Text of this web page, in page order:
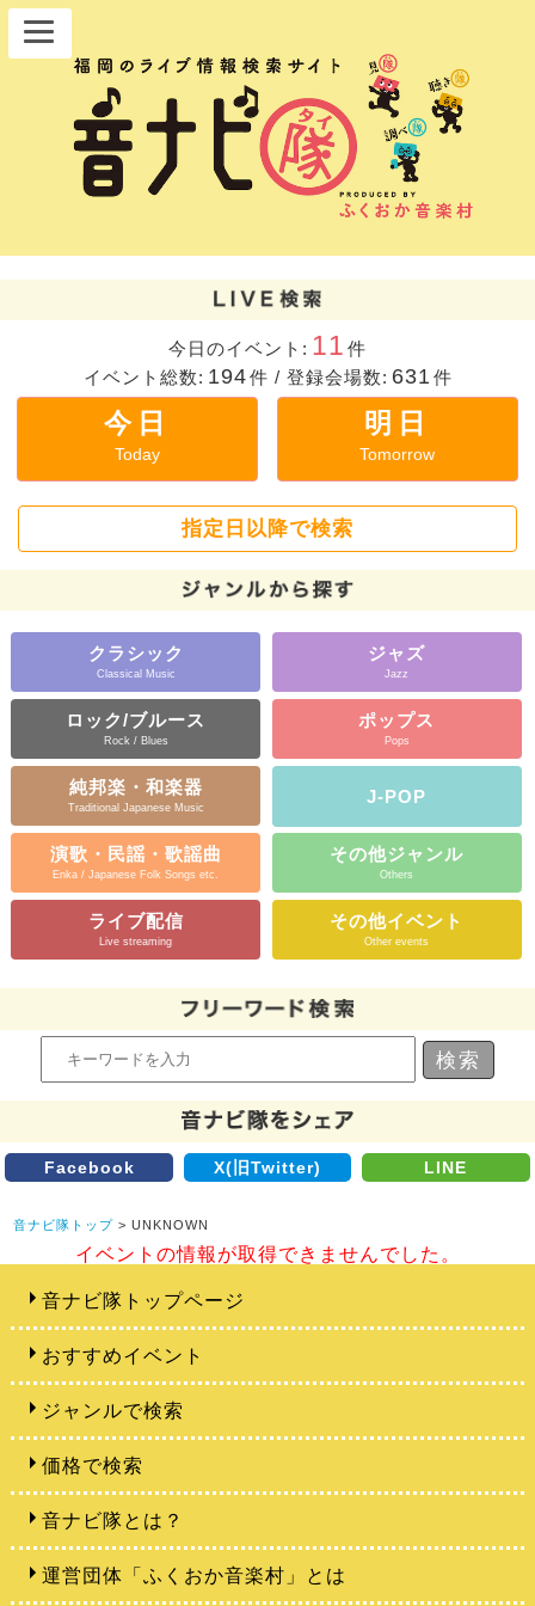
今日のイベント: 11 件
イベント総数: 194件 / 登録会場数: 631 件
今日
Today
明日
Tomorrow
指定日以降で検索
クラシック
Classical Music
ジャズ
Jazz
ロック/ブルース
Rock / Blues
ポップス
Pops
純邦楽・和楽器
Traditional Japanese Music
J-POP
演歌・民謡・歌謡曲
Enka / Japanese Folk Songs etc.
その他ジャンル
Others
ライブ配信
Live streaming
その他イベント
Other events
Facebook X(旧Twitter) LINE
音ナビ隊トップ > UNKNOWN
イベントの情報が取得できませんでした。
音ナビ隊トップページ
おすすめイベント
ジャンルで検索
価格で検索
音ナビ隊とは？
運営団体「ふくおか音楽村」とは